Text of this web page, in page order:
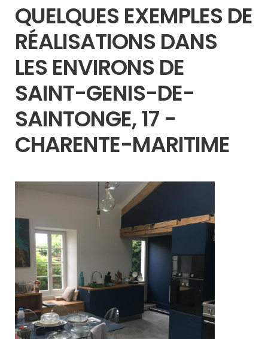
QUELQUES EXEMPLES DE
RÉALISATIONS DANS
LES ENVIRONS DE
SAINT-GENIS-DE-
SAINTONGE, 17 -
CHARENTE-MARITIME